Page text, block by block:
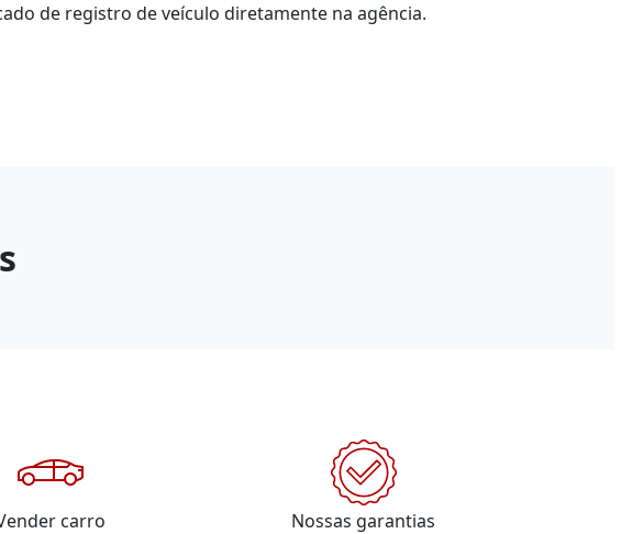
de registro de veículo diretamente na agência.
carro Nossas garantias